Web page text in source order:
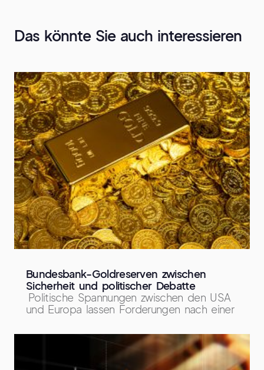
Das könnte Sie auch interessieren
Bundesbank-Goldreserven zwischen
Sicherheit und politischer Debatte
Politische Spannungen zwischen den USA
und Europa lassen Forderungen nach einer